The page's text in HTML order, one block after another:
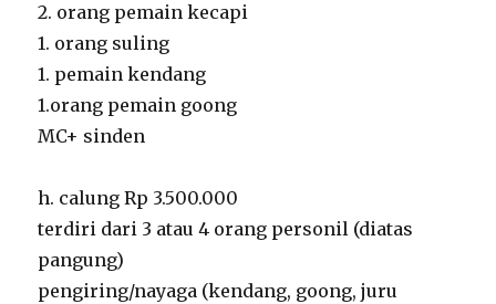
2. orang pemain kecapi
1. orang suling
1. pemain kendang
1.orang pemain goong
MC+ sinden
h. calung Rp 3.500.000
terdiri dari 3 atau 4 orang personil (diatas
pangung)
pengiring/nayaga (kendang, goong, juru